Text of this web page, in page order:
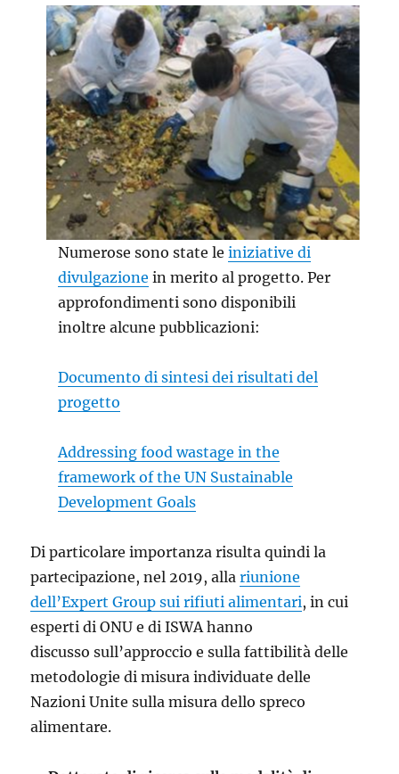
Numerose sono state le iniziative di
divulgazione in merito al progetto. Per
approfondimenti sono disponibili
inoltre alcune pubblicazioni:
Documento di sintesi dei risultati del
progetto
Addressing food wastage in the
framework of the UN Sustainable
Development Goals
Di particolare importanza risulta quindi la
partecipazione, nel 2019, allariunione
dell’Expert Group sui rifiuti alimentari, in cui
esperti di ONU e di ISWA hanno
discusso sull’approccio e sulla fattibilità delle
metodologie di misura individuate delle
Nazioni Unite sulla misura dello spreco
alimentare.